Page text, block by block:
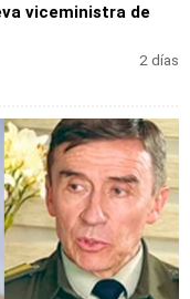
viceministra de
2 días